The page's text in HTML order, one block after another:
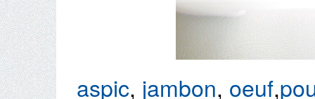
aspic, jambon, oeuf,